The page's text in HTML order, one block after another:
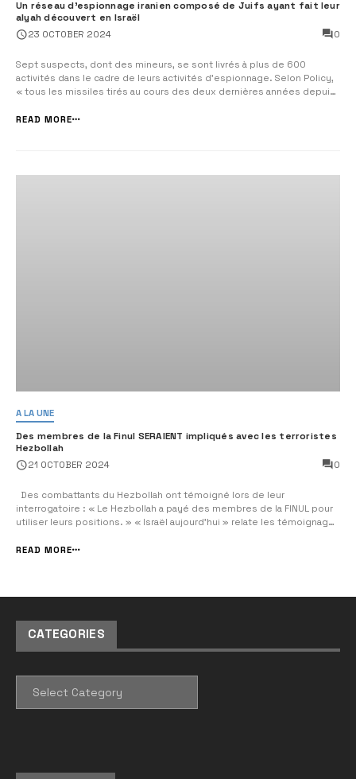
Un réseau d’espionnage iranien composé de Juifs ayant fait leur
alyah découvert en Israël
23 OCTOBER 2024 0
Sept suspects, dont des mineurs, se sont livrés à plus de 600
activités dans le cadre de leurs activités d’espionnage. Selon Policy,
« tous les missiles tirés au cours des deux dernières années depuis
photographiés et envoyés aux Iraniens ». Sept juifs israéliens, d...
READ MORE
A LA UNE
Des membres de la Finul SERAIENT impliqués avec les terroristes
Hezbollah
21 OCTOBER 2024 0
Des combattants du Hezbollah ont témoigné lors de leur
interrogatoire : « Le Hezbollah a payé des membres de la FINUL pour
utiliser leurs positions. » « Israël aujourd’hui » relate les témoignages
contrôle des caméras des forces de l’ONU dans les zones proches
READ MORE
CATEGORIES